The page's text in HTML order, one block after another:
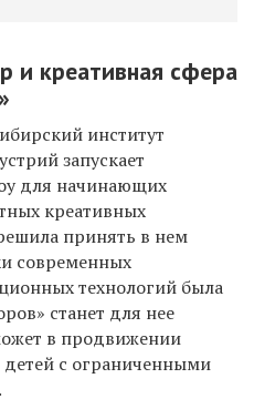
и креативная сфера
институт
запускает
для начинающих
креативных
принять в нем
современных
технологий была
станет для нее
в продвижении
детей с ограниченными